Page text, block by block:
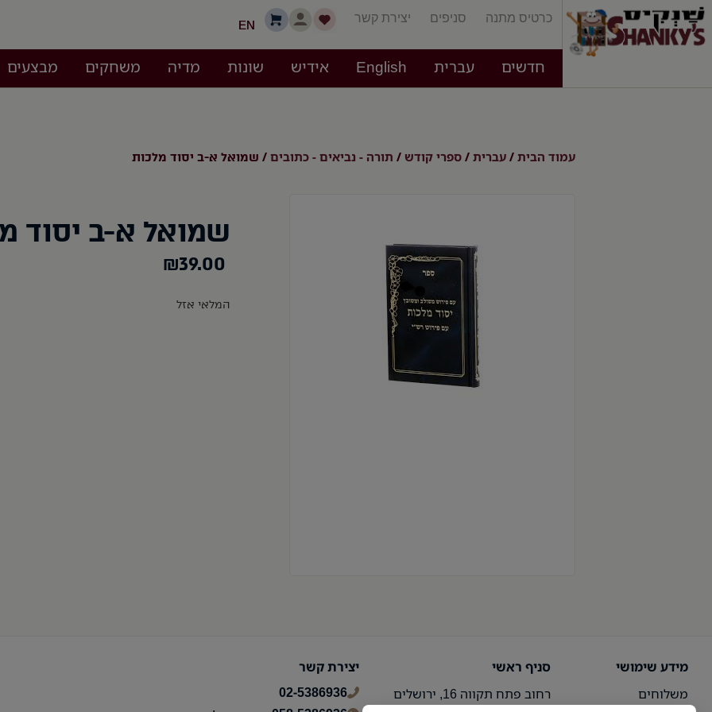
כרטיס מתנה סניפים יצירת קשר EN
חדשים עברית English אידיש שונות מדיה משחקים מבצעים
עמוד הבית / עברית / ספרי קודש / תורה - נביאים - כתובים / שמואל א-ב יסוד מלכות
שמואל א-ב יסוד
₪39.00
המלאי אזל
מידע שימושי
משלוחים
סניף ראשי
רחוב פתח תקווה 16, ירושלים
יצירת קשר
02-5386936